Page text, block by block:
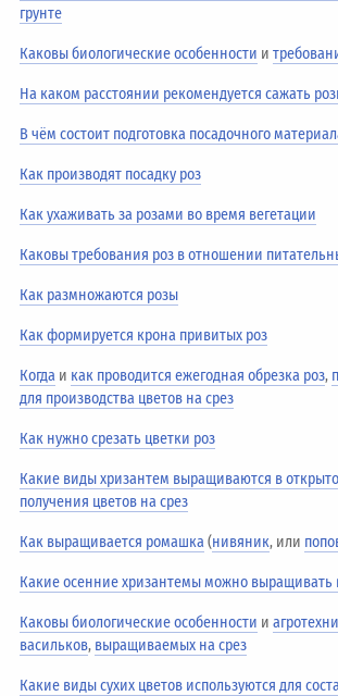
грунте
Каковы биологические особенности и
На каком расстоянии рекомендуется сажать
В чём состоит подготовка посадочного
Как производят посадку роз
Как ухаживать за розами во время вегетации
Каковы требования роз в отношении
Как размножаются розы
Как формируется крона привитых роз
Когда и как проводится ежегодная обрезка роз,
для производства цветов на срез
Как нужно срезать цветки роз
Какие виды хризантем выращиваются в
получения цветов на срез
Как выращивается ромашка(нивяник, или
Какие осенние хризантемы можно выращивать
Каковы биологические особенности и
васильков, выращиваемых на срез
Какие виды сухих цветов используются для